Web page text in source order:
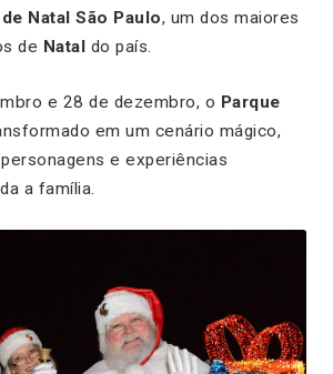
Natal São Paulo, um dos maiores
de Natal do país.
e 28 de dezembro, o Parque
em um cenário mágico,
e experiências
a família.